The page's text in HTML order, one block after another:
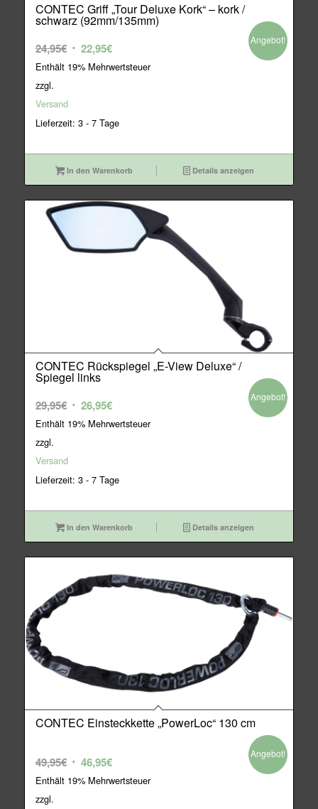
CONTEC Griff „Tour Deluxe Kork“ – kork /
schwarz (92mm/135mm)
24,95€ Ursprünglicher
Preis
22,95€Aktueller
Preis
Enthält 19% Mehrwertsteuer
zzgl.
Versand
Lieferzeit: 3 - 7 Tage
Angebot!
In den Warenkorb Details anzeigen
CONTEC Rückspiegel „E-View Deluxe“ /
Spiegel links
29,95€ Ursprünglicher
Preis
26,95€Aktueller
Preis
Enthält 19% Mehrwertsteuer
zzgl.
Versand
Lieferzeit: 3 - 7 Tage
Angebot!
In den Warenkorb Details anzeigen
CONTEC Einsteckkette „PowerLoc“ 130 cm
49,95€ Ursprünglicher
Preis
46,95€Aktueller
Preis
Enthält 19% Mehrwertsteuer
zzgl.
Angebot!